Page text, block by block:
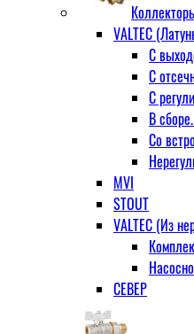
VALTEC
С
С
С
В
Со
MVI
STOUT
VALTEC (Из
СЕВЕР